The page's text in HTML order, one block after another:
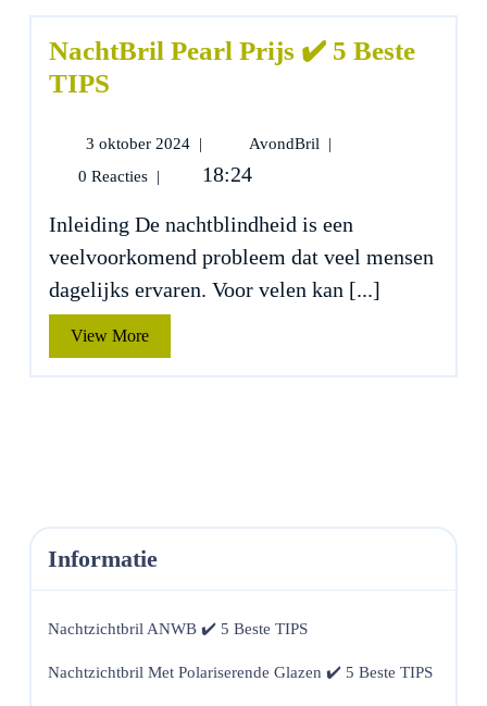
NachtBril Pearl Prijs ✔️ 5 Beste
TIPS
3 oktober 2024 3
2024
| AvondBril
NachtBril
5
Beste
TIPS
|
0 Reacties | 18:24
Inleiding De nachtblindheid is een
veelvoorkomend probleem dat veel mensen
dagelijks ervaren. Voor velen kan [...]
View MoreView
More
Informatie
Nachtzichtbril ANWB ✔️ 5 Beste TIPS
Nachtzichtbril Met Polariserende Glazen ✔️ 5 Beste TIPS